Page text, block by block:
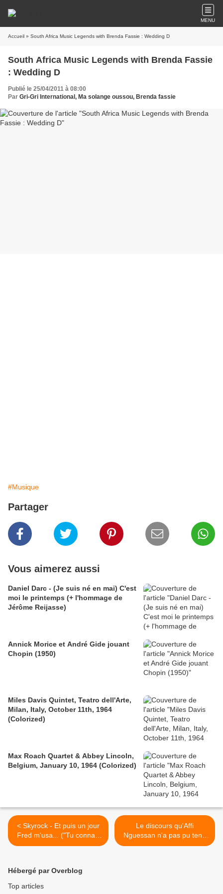
MENU
Accueil » South Africa Music Legends with Brenda Fassie : Wedding D
South Africa Music Legends with Brenda Fassie
: Wedding D
Publié le 25/04/2011 à 08:00
Par Gri-Gri International, Ma solange oussou, Brenda fassie
#Musique
Partager
Vous aimerez aussi
Daniel Darc - (Je suis né en mai) C'est
moi le printemps (+ l'hommage de
Jérôme Reijasse)
Annick Morice et André Gide jouant
Chopin (1950)
Miles Davis Quintet, Teatro dell'Arte,
Milan, Italy, October 11th, 1964
(Colorized)
Max Roach Quartet & Abbey Lincoln,
Belgium, January 10, 1964 (Colorized)
< Skyrock - Et puis un jour
Fred m'usa... ("Tu connais
rien au son, comme Fred
Le discours qu'Affi
Nguessan n'a pas pu tenir
devant la presse le 21 avril !
Hébergé par Overblog
Top articles